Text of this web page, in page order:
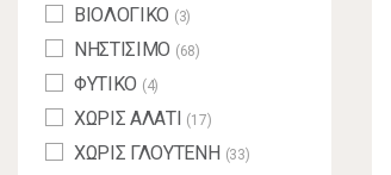
ΒΙΟΛΟΓΙΚΟ (3)
ΝΗΣΤΙΣΙΜΟ (68)
ΦΥΤΙΚΟ (4)
ΧΩΡΙΣ ΑΛΑΤΙ (17)
ΧΩΡΙΣ ΓΛΟΥΤΕΝΗ (33)